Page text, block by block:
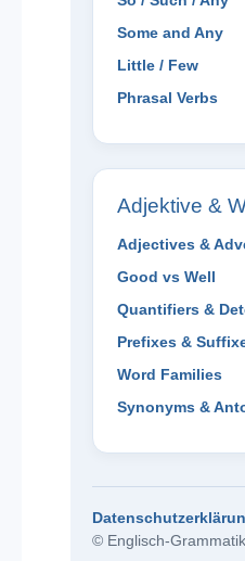
Some and Any
Little / Few
Phrasal Verbs
Adjektive &
Adjectives &
Good vs Well
Quantifiers &
Prefixes &
Word Families
Synonyms &
© Englisch-